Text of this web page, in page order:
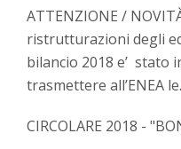
ATTENZIONE /
ristrutturazioni degli
bilancio 2018 e’ stato
trasmettere all’ENEA
CIRCOLARE 2018 -